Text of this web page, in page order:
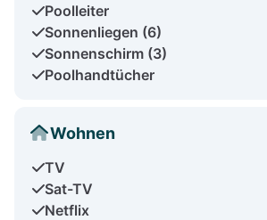
Poolleiter
Sonnenliegen (6)
Sonnenschirm (3)
Poolhandtücher
Wohnen
TV
Sat-TV
Netflix